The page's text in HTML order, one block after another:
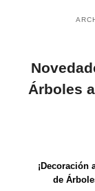
Árboles
¡Decoración
de